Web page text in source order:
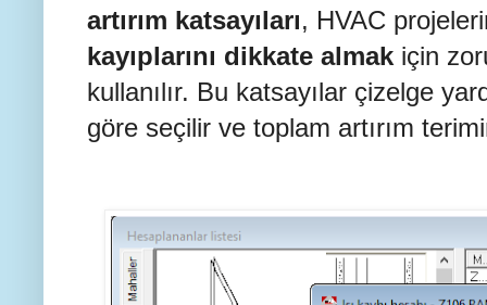
artırım katsayıları, HVAC
kayıplarını dikkate almak için
kullanılır. Bu katsayılar çizelge
göre seçilir ve toplam artırım